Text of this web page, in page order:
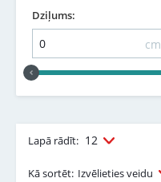
Dziļums:
cm
Lapā rādīt: 12
Kā sortēt: Izvēlieties veidu